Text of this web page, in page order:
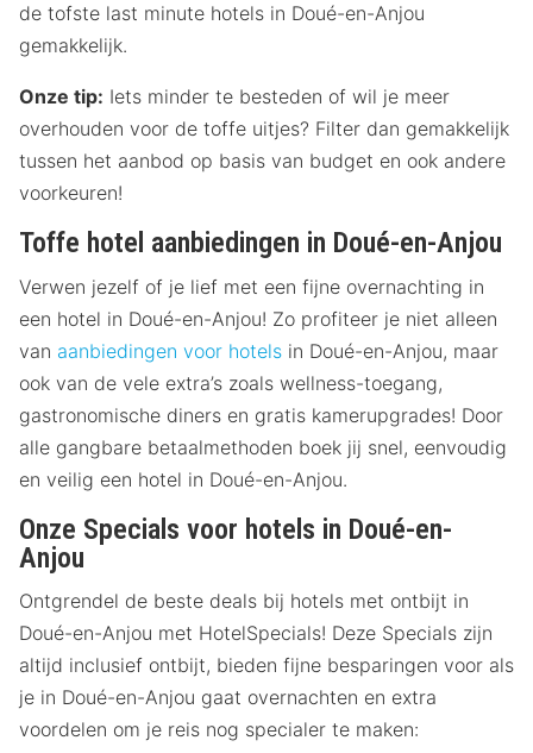
de tofste last minute hotels in Doué-en-Anjou
gemakkelijk.
Onze tip: Iets minder te besteden of wil je meer
overhouden voor de toffe uitjes? Filter dan gemakkelijk
tussen het aanbod op basis van budget en ook andere
voorkeuren!
Toffe hotel aanbiedingen in Doué-en-Anjou
Verwen jezelf of je lief met een fijne overnachting in
een hotel in Doué-en-Anjou! Zo profiteer je niet alleen
van aanbiedingen voor hotels in Doué-en-Anjou, maar
ook van de vele extra’s zoals wellness-toegang,
gastronomische diners en gratis kamerupgrades! Door
alle gangbare betaalmethoden boek jij snel, eenvoudig
en veilig een hotel in Doué-en-Anjou.
Onze Specials voor hotels in Doué-en-
Anjou
Ontgrendel de beste deals bij hotels met ontbijt in
Doué-en-Anjou met HotelSpecials! Deze Specials zijn
altijd inclusief ontbijt, bieden fijne besparingen voor als
je in Doué-en-Anjou gaat overnachten en extra
voordelen om je reis nog specialer te maken: